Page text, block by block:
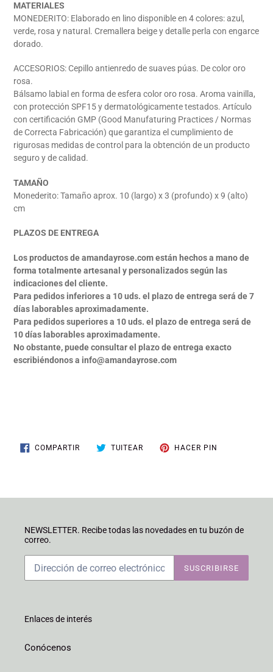
MATERIALES
MONEDERITO: Elaborado en lino disponible en 4 colores: azul,
verde, rosa y natural. Cremallera beige y detalle perla con engarce
dorado.
ACCESORIOS:Cepillo antienredo de suaves púas. De color oro
rosa.
Bálsamo labial en forma de esfera color oro rosa. Aroma vainilla,
con protección SPF15 y dermatológicamente testados. Artículo
con certificación GMP (Good Manufaturing Practices / Normas
de Correcta Fabricación) que garantiza el cumplimiento de
rigurosas medidas de control para la obtención de un producto
seguro y de calidad.
TAMAÑO
Monederito: Tamaño aprox. 10 (largo) x 3 (profundo) x 9 (alto)
cm
PLAZOS DE ENTREGA
Los productos de amandayrose.com están hechos a mano de
forma totalmente artesanal y personalizados según las
indicaciones del cliente.
Para pedidos inferiores a 10 uds. el plazo de entrega será de 7
días laborables aproximadamente.
Para pedidos superiores a 10 uds. el plazo de entrega será de
10 días laborables aproximadamente.
No obstante, puede consultar el plazo de entrega exacto
escribiéndonos a info@amandayrose.com
COMPARTIRCOMPARTIR
EN
TUITEAR TUITEARHACER PIN
NEWSLETTER. Recibe todas las novedades en tu buzón de
correo.
SUSCRIBIRSE
Enlaces de interés
Conócenos